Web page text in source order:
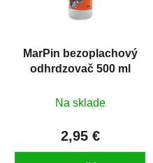
MarPin bezoplachový
odhrdzovač 500 ml
Na sklade
2,95 €